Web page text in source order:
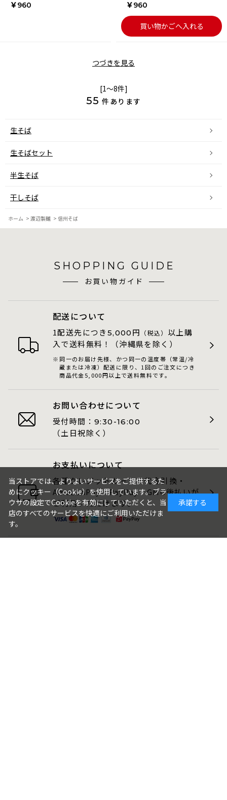
￥960 ￥960
買い物かごへ入れる
つづきを見る
[1～8件]
55 件あります
生そば
生そばセット
半生そば
干しそば
ホーム > 渡辺製麺 > 信州そば
SHOPPING GUIDE
お買い物ガイド
配送について
1配送先につき 5,000 円 （税込） 以上購
入で送料無料！（沖縄県を除く）
同一のお届け先様、かつ同一の温度帯（常温/冷
蔵または冷凍）配送に限り、1回のご注文につき
商品代金5,000円以上で送料無料です。
お問い合わせについて
受付時間： 9:30-16:00
（土日祝除く）
お支払いについて
各種クレジットカード・代金引換・
AmazonPay・PayPay・GMO後払いが
ご利用いただけます。
当ストアでは、よりよいサービスをご提供するた
めにクッキー（Cookie）を使用しています。ブラ
ウザの設定でCookieを有効にしていただくと、当
店のすべてのサービスを快適にご利用いただけま
す。
承諾する